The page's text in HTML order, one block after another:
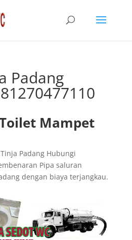
Padang
Mampet
Padang Hubungi
Pipa saluran
dengan biaya terjangkau.